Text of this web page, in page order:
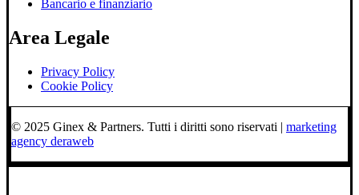
Bancario e finanziario
Area Legale
Privacy Policy
Cookie Policy
© 2025 Ginex & Partners. Tutti i diritti sono riservati | marketing
agency deraweb